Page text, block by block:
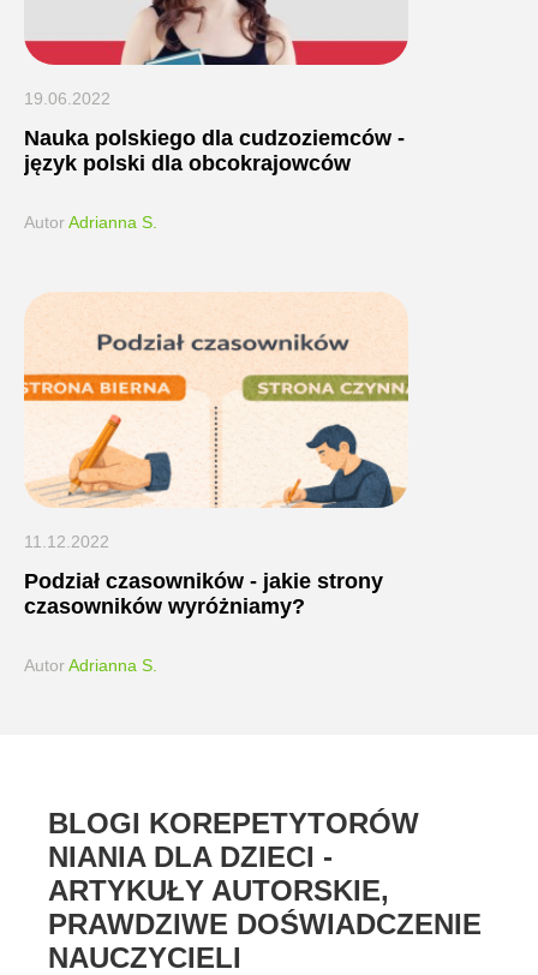
19.06.2022
Nauka polskiego dla cudzoziemców -
język polski dla obcokrajowców
AutorAdrianna S.
11.12.2022
Podział czasowników - jakie strony
czasowników wyróżniamy?
AutorAdrianna S.
BLOGI KOREPETYTORÓW
NIANIA DLA DZIECI -
ARTYKUŁY AUTORSKIE,
PRAWDZIWE DOŚWIADCZENIE
NAUCZYCIELI